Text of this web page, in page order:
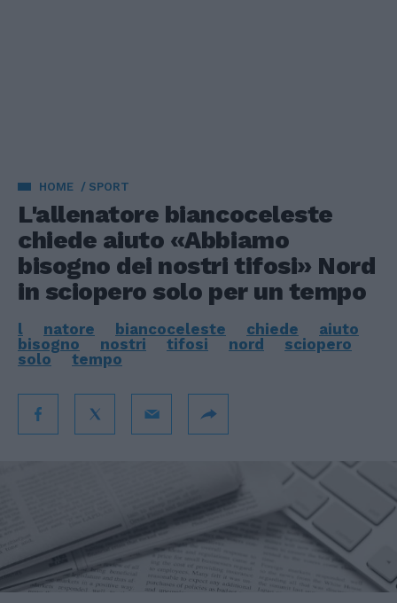
HOME SPORT
L'allenatore biancoceleste
chiede aiuto «Abbiamo
bisogno dei nostri tifosi» Nord
in sciopero solo per un tempo
l natore biancoceleste chiede
aiuto
bisogno
nostri tifosi nord
sciopero
solo
tempo